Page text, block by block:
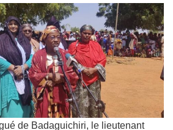
de Badaguichiri, le lieutenant